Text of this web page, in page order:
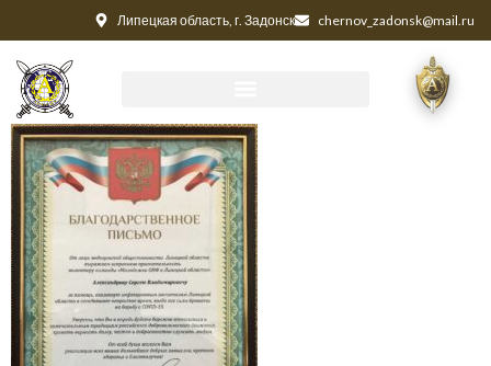
Липецкая область, г. Задонск chernov_zadonsk@mail.ru
2